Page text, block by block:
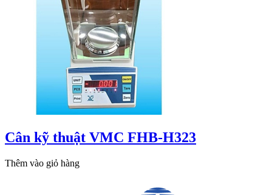
Cân kỹ thuật VMC FHB-H323
Thêm vào giỏ hàng